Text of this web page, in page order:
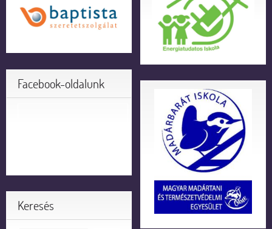
Facebook-oldalunk
Keresés